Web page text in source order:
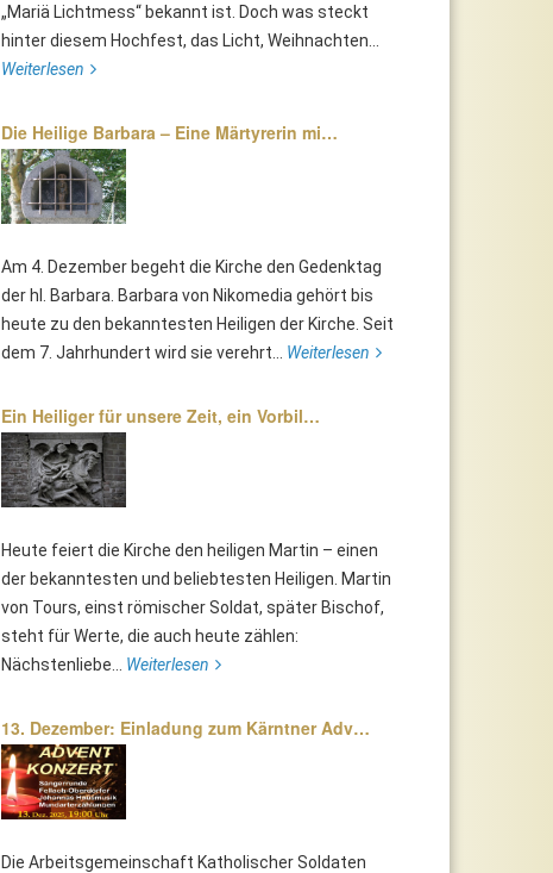
„Mariä Lichtmess“ bekannt ist. Doch was steckt
hinter diesem Hochfest, das Licht, Weihnachten...
Weiterlesen
Die Heilige Barbara – Eine Märtyrerin mi…
Am 4. Dezember begeht die Kirche den Gedenktag
der hl. Barbara. Barbara von Nikomedia gehört bis
heute zu den bekanntesten Heiligen der Kirche. Seit
dem 7. Jahrhundert wird sie verehrt... Weiterlesen
Ein Heiliger für unsere Zeit, ein Vorbil…
Heute feiert die Kirche den heiligen Martin – einen
der bekanntesten und beliebtesten Heiligen. Martin
von Tours, einst römischer Soldat, später Bischof,
steht für Werte, die auch heute zählen:
Nächstenliebe... Weiterlesen
13. Dezember: Einladung zum Kärntner Adv…
Die Arbeitsgemeinschaft Katholischer Soldaten